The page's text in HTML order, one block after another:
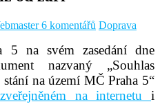
6 komentářů Doprava
5 na svém zasedání dne
nazvaný „Souhlas
na území MČ Praha 5“
na internetui